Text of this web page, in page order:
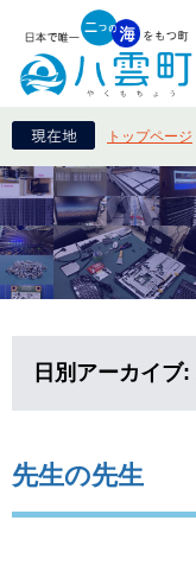
トップページ
日別アーカイブ:
先生の先生